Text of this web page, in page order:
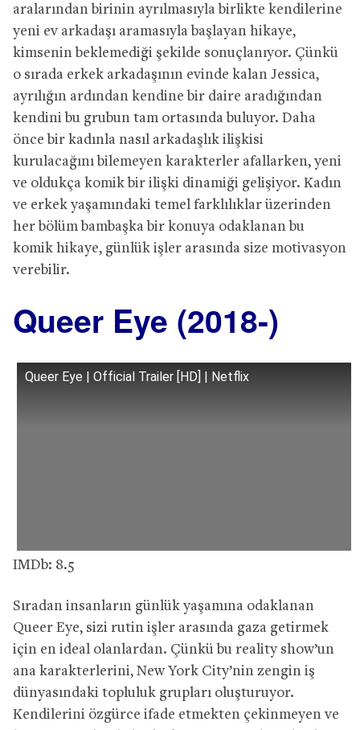
aralarından birinin ayrılmasıyla birlikte kendilerine
yeni ev arkadaşı aramasıyla başlayan hikaye,
kimsenin beklemediği şekilde sonuçlanıyor. Çünkü
o sırada erkek arkadaşının evinde kalan Jessica,
ayrılığın ardından kendine bir daire aradığından
kendini bu grubun tam ortasında buluyor. Daha
önce bir kadınla nasıl arkadaşlık ilişkisi
kurulacağını bilemeyen karakterler afallarken, yeni
ve oldukça komik bir ilişki dinamiği gelişiyor. Kadın
ve erkek yaşamındaki temel farklılıklar üzerinden
her bölüm bambaşka bir konuya odaklanan bu
komik hikaye, günlük işler arasında size motivasyon
verebilir.
Queer Eye (2018-)
Queer Eye | Official Trailer [HD] | Netflix
IMDb: 8.5
Sıradan insanların günlük yaşamına odaklanan
Queer Eye, sizi rutin işler arasında gaza getirmek
için en ideal olanlardan. Çünkü bu reality show’un
ana karakterlerini, New York City’nin zengin iş
dünyasındaki topluluk grupları oluşturuyor.
Kendilerini özgürce ifade etmekten çekinmeyen ve